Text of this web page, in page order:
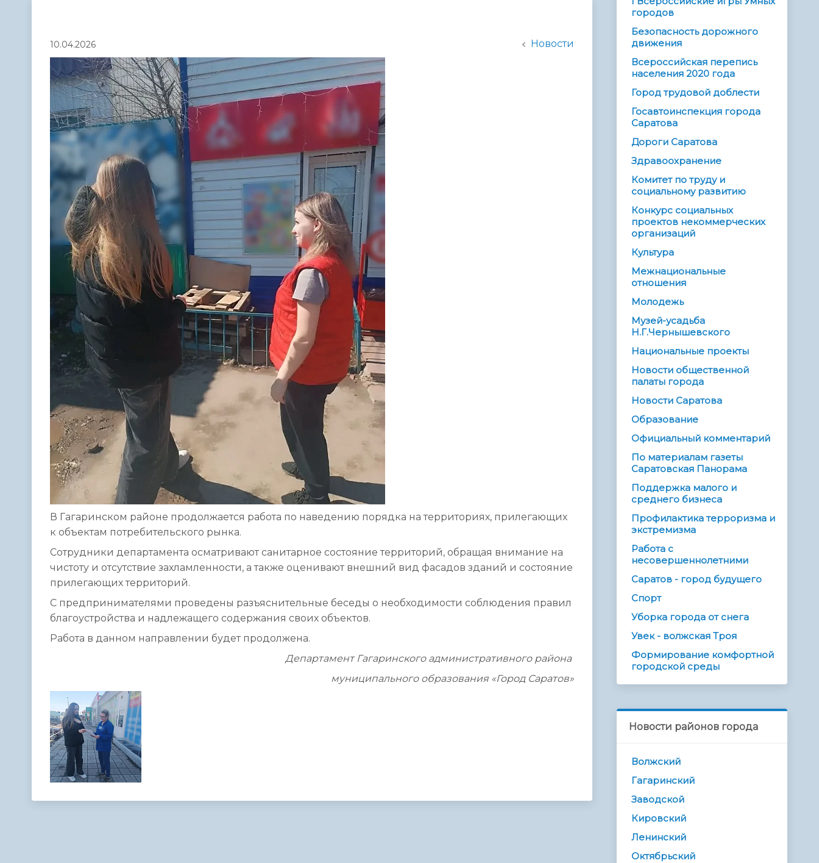
10.04.2026 Новости
В Гагаринском районе продолжается работа по наведению порядка на территориях, прилегающих
к объектам потребительского рынка.
Сотрудники департамента осматривают санитарное состояние территорий, обращая внимание на
чистоту и отсутствие захламленности, а также оценивают внешний вид фасадов зданий и состояние
прилегающих территорий.
С предпринимателями проведены разъяснительные беседы о необходимости соблюдения правил
благоустройства и надлежащего содержания своих объектов.
Работа в данном направлении будет продолжена.
Департамент Гагаринского административного района
муниципального образования «Город Саратов»
городов
Безопасность дорожного
движения
Всероссийская перепись
населения 2020 года
Город трудовой доблести
Госавтоинспекция города
Саратова
Дороги Саратова
Здравоохранение
Комитет по труду и
социальному развитию
Конкурс социальных
проектов некоммерческих
организаций
Культура
Межнациональные
отношения
Молодежь
Музей-усадьба
Н.Г.Чернышевского
Национальные проекты
Новости общественной
палаты города
Новости Саратова
Образование
Официальный комментарий
По материалам газеты
Саратовская Панорама
Поддержка малого и
среднего бизнеса
Профилактика терроризма и
экстремизма
Работа с
несовершеннолетними
Саратов - город будущего
Спорт
Уборка города от снега
Увек - волжская Троя
Формирование комфортной
городской среды
Новости районов города
Волжский
Гагаринский
Заводской
Кировский
Ленинский
Октябрьский